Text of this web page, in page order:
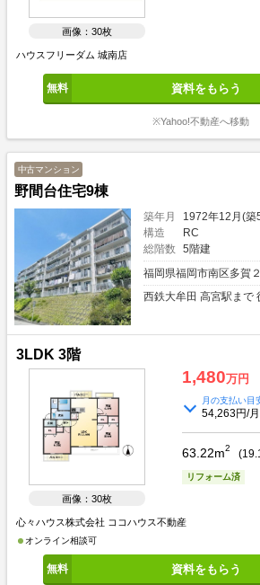
画像：30枚
ハウスフリーダム 城南店
資料をもらう
※Yahoo!不動産へ移動
中古マンション
野間台住宅9棟
築年月
1972年12月(築
構造
RC
総階数
5階建
福岡県福岡市南区多賀
西鉄大牟田 高宮駅まで
3LDK 3階
画像：30枚
1,480万円
月の支払い目
54,263円/月
63.22m2 (
リフォーム済
心々ハウス株式会社 ココハウス不動産
オンライン相談可
資料をもらう